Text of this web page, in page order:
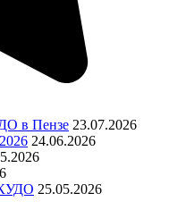
в Пензе 23.07.2026
24.06.2026
25.05.2026